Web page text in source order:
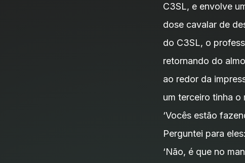
C3SL, e envolve
dose cavalar de
do C3SL, o
retornando do
ao redor da
um terceiro tinha o
‘Vocês estão
Perguntei para
‘Não, é que no